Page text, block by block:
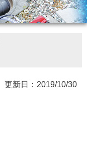
更新日：2019/10/30